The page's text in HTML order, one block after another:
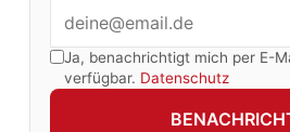
Ja, benachrichtigt mich per E-
verfügbar. Datenschutz